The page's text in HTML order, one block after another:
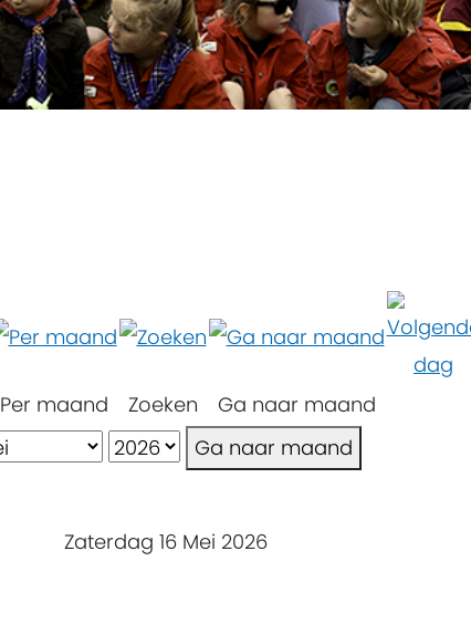
Per maand Zoeken
Ga naar maand
Ga naar maand
Zaterdag 16 Mei 2026